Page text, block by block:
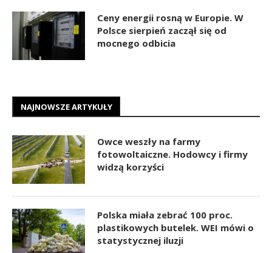
Ceny energii rosną w Europie. W
Polsce sierpień zaczął się od
mocnego odbicia
NAJNOWSZE ARTYKUŁY
Owce weszły na farmy
fotowoltaiczne. Hodowcy i firmy
widzą korzyści
Polska miała zebrać 100 proc.
plastikowych butelek. WEI mówi o
statystycznej iluzji